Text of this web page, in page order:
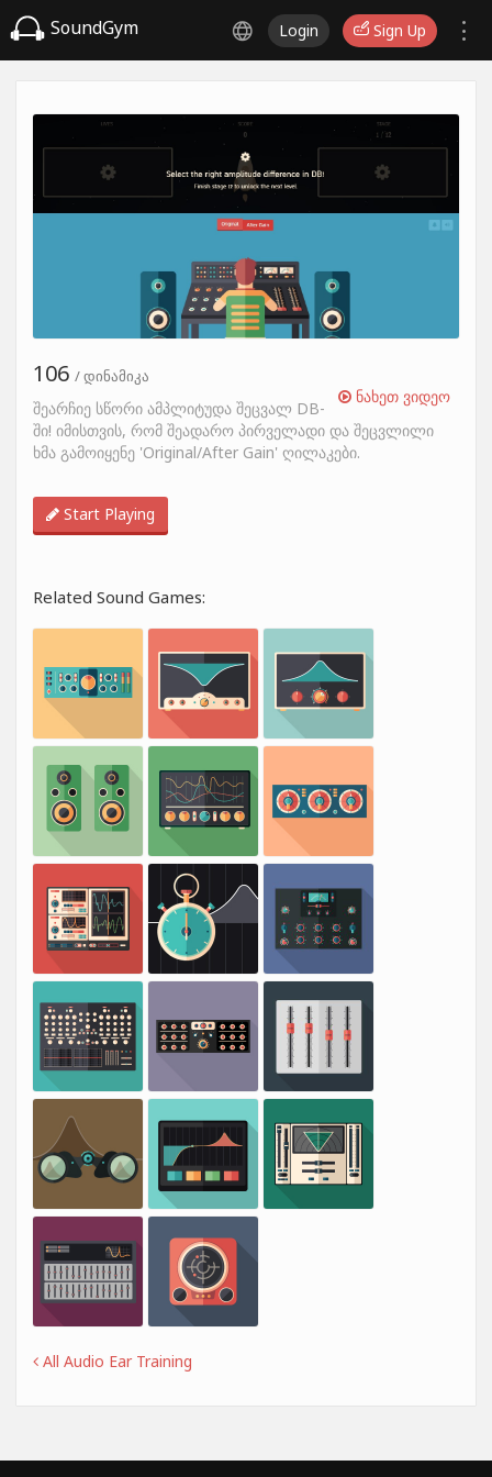
SoundGym Login Sign Up
ნახეთ ვიდეო
106 / დინამიკა
შეარჩიე სწორი ამპლიტუდა შეცვალ DB-
ში! იმისთვის, რომ შეადარო პირველადი და შეცვლილი
ხმა გამოიყენე 'Original/After Gain' ღილაკები.
Start Playing
Related Sound Games:
All Audio Ear Training